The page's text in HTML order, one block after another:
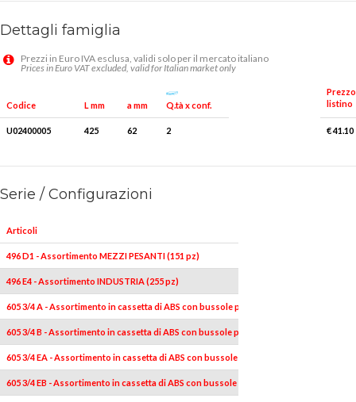
Dettagli famiglia
Prezzi in Euro IVA esclusa, validi solo per il mercato italiano
Prices in Euro VAT excluded, valid for Italian market only
Codice L mm a mm Q.tà x conf.
Prezzo
listino
U02400005 425 62 2 € 41.10
Serie / Configurazioni
Articoli
496 D1 - Assortimento MEZZI PESANTI (151 pz)
496 E4 - Assortimento INDUSTRIA (255 pz)
605 3/4 A - Assortimento in cassetta di ABS con bussole poligonali (18 pz)
605 3/4 B - Assortimento in cassetta di ABS con bussole poligonali (18 pz)
605 3/4 EA - Assortimento in cassetta di ABS con bussole esagonali (18 pz)
605 3/4 EB - Assortimento in cassetta di ABS con bussole esagonali (18 pz)